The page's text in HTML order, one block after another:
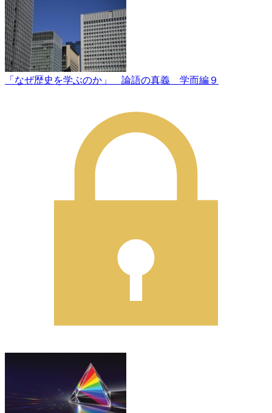
「なぜ歴史を学ぶのか」 論語の真義 学而編９